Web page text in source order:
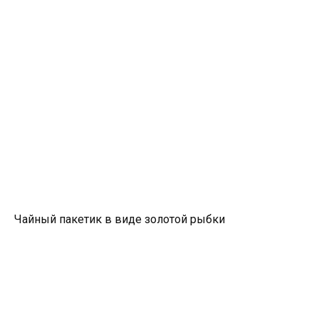
Чайный пакетик в виде золотой рыбки